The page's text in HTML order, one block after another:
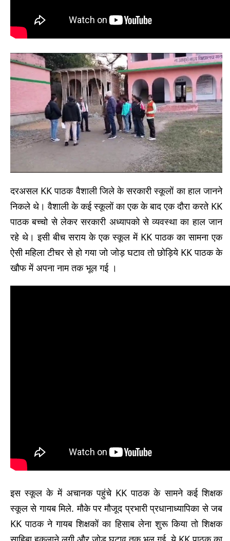
दरअसल KK पाठक वैशाली जिले के सरकारी स्कूलों का हाल जानने
निकले थे। वैशाली के कई स्कूलों का एक के बाद एक दौरा करते KK
पाठक बच्चो से लेकर सरकारी अध्यापको से व्यवस्था का हाल जान
रहे थे। इसी बीच सराय के एक स्कूल में KK पाठक का सामना एक
ऐसी महिला टीचर से हो गया जो जोड़ घटाव तो छोड़िये KK पाठक के
खौफ में अपना नाम तक भूल गई ।
इस स्कूल के में अचानक पहुंचे KK पाठक के सामने कई शिक्षक
स्कूल से गायब मिले. मौके पर मौजूद प्रभारी प्रधानाध्यापिका से जब
KK पाठक ने गायब शिक्षकों का हिसाब लेना शुरू किया तो शिक्षक